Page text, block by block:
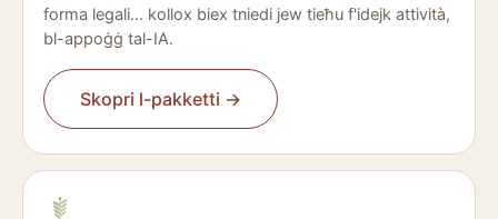
forma legali… kollox biex tniedi jew tieħu f'idejk attività,
bl-appoġġ tal-IA.
Skopri l-pakketti →